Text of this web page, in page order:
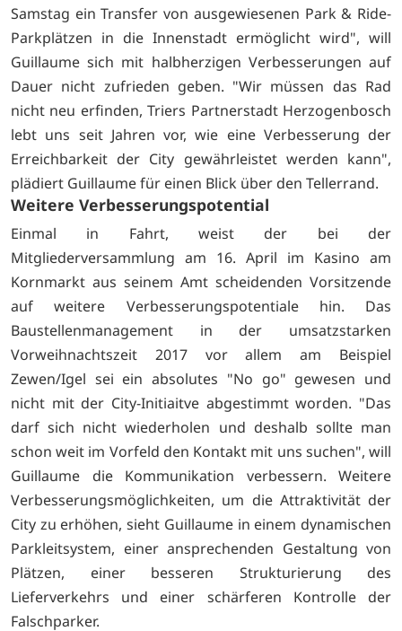
Samstag ein Transfer von ausgewiesenen Park & Ride-
Parkplätzen in die Innenstadt ermöglicht wird", will
Guillaume sich mit halbherzigen Verbesserungen auf
Dauer nicht zufrieden geben. "Wir müssen das Rad
nicht neu erfinden, Triers Partnerstadt Herzogenbosch
lebt uns seit Jahren vor, wie eine Verbesserung der
Erreichbarkeit der City gewährleistet werden kann",
plädiert Guillaume für einen Blick über den Tellerrand.
Weitere Verbesserungspotential
Einmal in Fahrt, weist der bei der
Mitgliederversammlung am 16. April im Kasino am
Kornmarkt aus seinem Amt scheidenden Vorsitzende
auf weitere Verbesserungspotentiale hin. Das
Baustellenmanagement in der umsatzstarken
Vorweihnachtszeit 2017 vor allem am Beispiel
Zewen/Igel sei ein absolutes "No go" gewesen und
nicht mit der City-Initiaitve abgestimmt worden. "Das
darf sich nicht wiederholen und deshalb sollte man
schon weit im Vorfeld den Kontakt mit uns suchen", will
Guillaume die Kommunikation verbessern. Weitere
Verbesserungsmöglichkeiten, um die Attraktivität der
City zu erhöhen, sieht Guillaume in einem dynamischen
Parkleitsystem, einer ansprechenden Gestaltung von
Plätzen, einer besseren Strukturierung des
Lieferverkehrs und einer schärferen Kontrolle der
Falschparker.